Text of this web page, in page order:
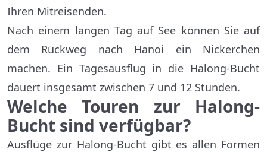
Ihren Mitreisenden.
Nach einem langen Tag auf See können Sie auf
dem Rückweg nach Hanoi ein Nickerchen
machen. Ein Tagesausflug in die Halong-Bucht
dauert insgesamt zwischen 7 und 12 Stunden.
Welche Touren zur Halong-
Bucht sind verfügbar?
Ausflüge zur Halong-Bucht gibt es allen Formen